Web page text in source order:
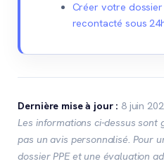
Créer votre
recontacté sous
Dernière mise à jour : 8 juin
Les informations ci-dessus
pas un avis personnalisé. Pour
dossier PPE et une évaluation